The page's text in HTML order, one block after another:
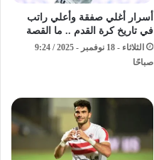
أسرار أغلي صفقة وأعلي راتب
في تاريخ كرة القدم .. ما القصة
الثلاثاء - 18 نوفمبر - 2025 / 9:24
صباحًا